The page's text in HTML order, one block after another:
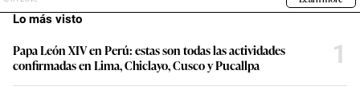
Lo más visto
Papa León XIV en Perú: estas son todas las actividades
confirmadas en Lima, Chiclayo, Cusco y Pucallpa
1